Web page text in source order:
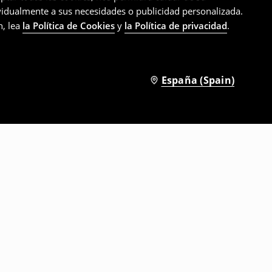
a sus necesidades o publicidad personalizada.
lea la Política de Cookies y la Política de privacidad.
España (Spain)